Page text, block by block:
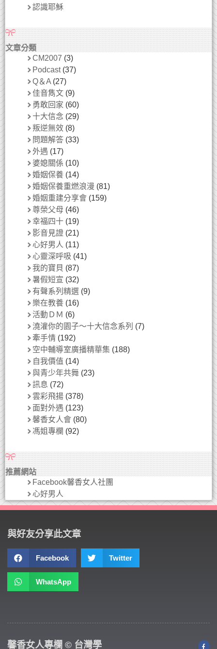
認識耶穌
文章分類
CM2007 (3)
Podcast(37)
Q＆A (27)
佳音雋文 (9)
勇敢回家 (60)
十大信念 (29)
叛逆無效 (8)
問題解答 (33)
外遇 (17)
婆媳關係 (10)
婚姻保養 (14)
婚姻保養重燃浪漫 (81)
婚姻重建分享會 (159)
尊榮父母 (46)
幸福四十 (19)
影音見證 (21)
心好男人 (11)
心靈深呼吸 (41)
我的寶貝 (87)
暑假短宣 (32)
有聲系列精選 (9)
樂在教養 (16)
活動ＤＭ (6)
澆灌你的園子～十大信念系列 (7)
牽手情 (192)
空中輔導室廣播精華集 (188)
自我價值 (14)
與青少年共舞 (23)
訊息 (72)
雲彩飛揚 (378)
面對外遇 (123)
馨香女人會 (80)
馮姐專欄 (92)
推薦網站
Facebook馨香女人社團
心好男人
與好友分享此文章
Facebook Twitter
WhatsApp
馨香女人專欄 © 台灣學